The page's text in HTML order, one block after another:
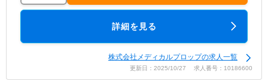
詳細を見る
株式会社メディカルプロップの求人一覧
更新日：2025/10/27 求人番号：10186600